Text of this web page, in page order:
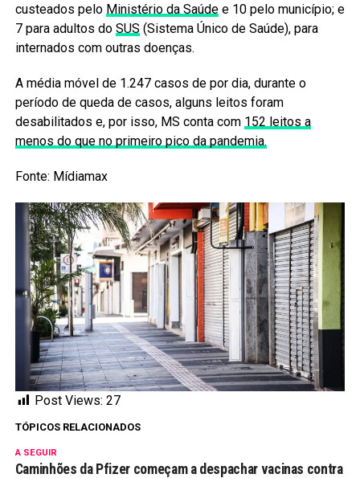
custeados pelo Ministério da Saúdee 10 pelo município; e
7 para adultos do SUS (Sistema Único de Saúde), para
internados com outras doenças.
A média móvel de 1.247 casos de por dia, durante o
período de queda de casos, alguns leitos foram
desabilitados e, por isso, MS conta com 152 leitos a
menos do que no primeiro pico da pandemia.
Fonte: Mídiamax
Post Views: 27
TÓPICOS RELACIONADOS
A SEGUIR
Caminhões da Pfizer começam a despachar vacinas contra